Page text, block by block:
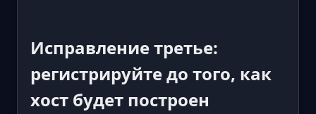
Исправление третье:
регистрируйте до того, как
хост будет построен